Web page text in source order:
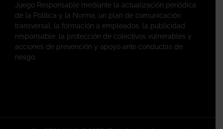
Juego Responsable mediante la actualización periódica
de la Política y la Norma, un plan de comunicación
transversal, la formación a empleados, la publicidad
responsable, la protección de colectivos vulnerables y
acciones de prevención y apoyo ante conductas de
riesgo.